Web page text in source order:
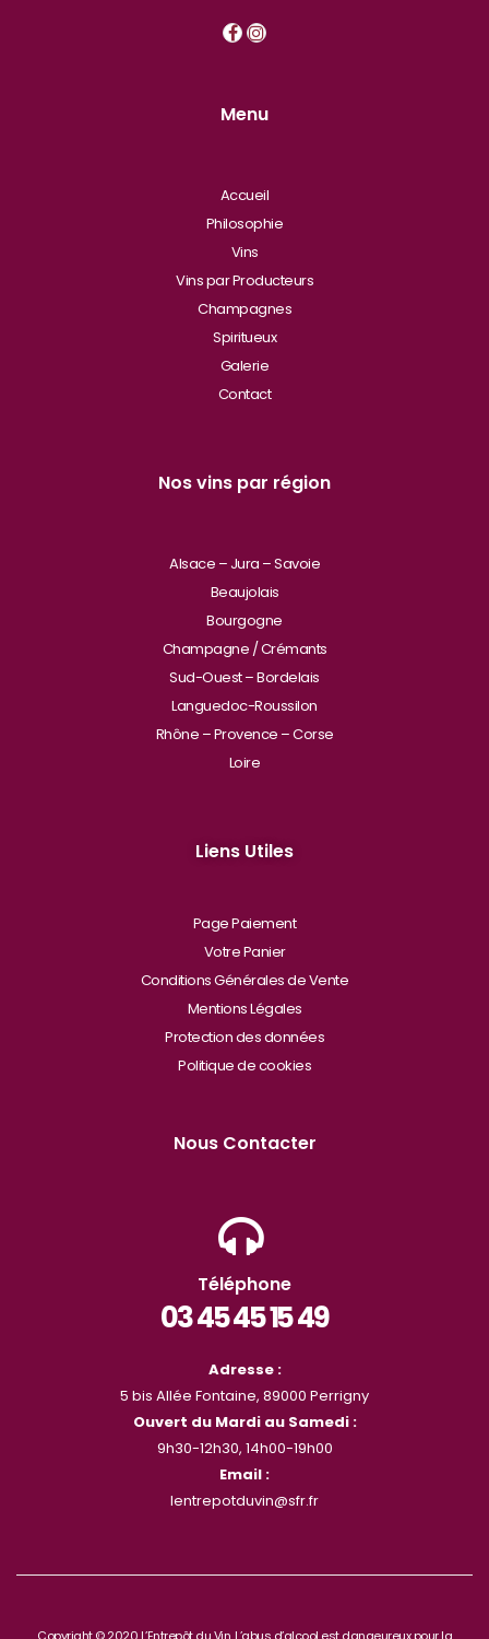
Menu
Accueil
Philosophie
Vins
Vins par Producteurs
Champagnes
Spiritueux
Galerie
Contact
Nos vins par région
Alsace – Jura – Savoie
Beaujolais
Bourgogne
Champagne / Crémants
Sud-Ouest – Bordelais
Languedoc-Roussilon
Rhône – Provence – Corse
Loire
Liens Utiles
Page Paiement
Votre Panier
Conditions Générales de Vente
Mentions Légales
Protection des données
Politique de cookies
Nous Contacter
Téléphone
03 45 45 15 49
Adresse :
5 bis Allée Fontaine, 89000 Perrigny
Ouvert du Mardi au Samedi :
9h30-12h30, 14h00-19h00
Email :
lentrepotduvin@sfr.fr